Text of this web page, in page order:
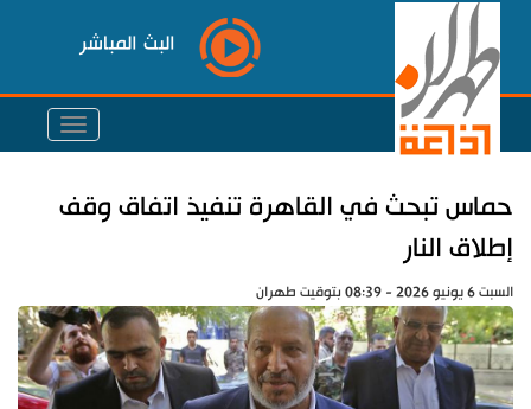
البث المباشر
حماس تبحث في القاهرة تنفيذ اتفاق وقف
إطلاق النار
السبت 6 يونيو 2026 - 08:39 بتوقيت طهران